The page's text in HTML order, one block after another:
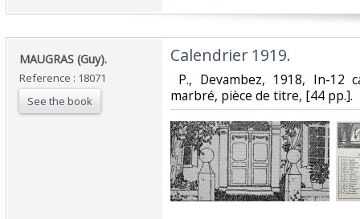
‎MAUGRAS (Guy).‎
Reference : 18071
See the book
‎Calendrier 1919.‎
P., Devambez, 1918, In-12
marbré, pièce de titre, [44 pp.]. ‎